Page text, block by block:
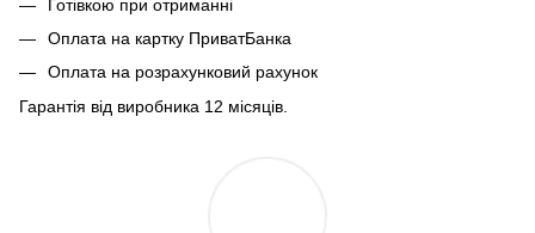
Готівкою при отриманні
Оплата на картку ПриватБанка
Оплата на розрахунковий рахунок
Гарантія від виробника 12 місяців.